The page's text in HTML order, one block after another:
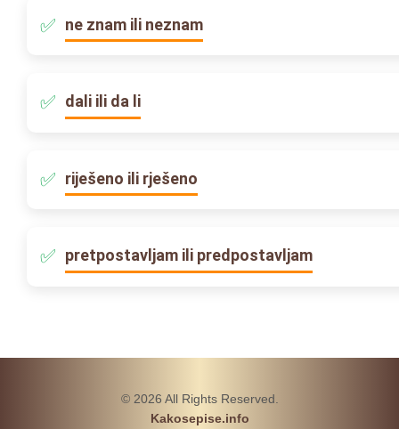
ne znam ili neznam
dali ili da li
riješeno ili rješeno
pretpostavljam ili predpostavljam
© 2026 All Rights Reserved.
Kakosepise.info